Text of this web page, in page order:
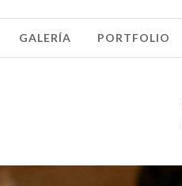
GALERÍA PORTFOLIO